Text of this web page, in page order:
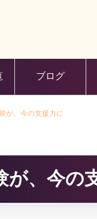
ブログ
が、今の支援力に
が、今の